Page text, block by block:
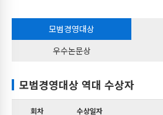
모범경영대상
우수논문상
모범경영대상 역대 수상자
회차 수상일자